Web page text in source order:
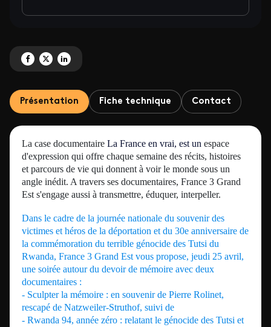
Partagez '"Sculpter la mémoire", suivi de "Rwanda 94, année zéro"' sur
Partagez '"Sculpter la mémoire", suivi de "Rwanda 94, année zéro"'
Partagez '"Sculpter la mémoire", suivi de "Rwanda 94, année
Présentation Fiche technique Contact
La case documentaire La France en vrai, est un espace
d'expression qui offre chaque semaine des récits, histoires
et parcours de vie qui donnent à voir le monde sous un
angle inédit. A travers ses documentaires, France 3 Grand
Est s'engage aussi à transmettre, éduquer, interpeller.
Dans le cadre de la journée nationale du souvenir des
victimes et héros de la déportation et du 30e anniversaire de
la commémoration du terrible génocide des Tutsi du
Rwanda, France 3 Grand Est vous propose, jeudi 25 avril,
une soirée autour du devoir de mémoire avec deux
documentaires :
- Sculpter la mémoire : en souvenir de Pierre Rolinet,
rescapé de Natzweiler-Struthof, suivi de
- Rwanda 94, année zéro : relatant le génocide des Tutsi et